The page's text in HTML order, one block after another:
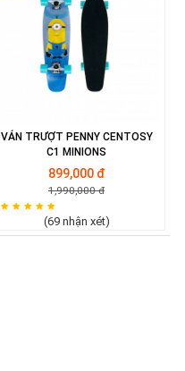
VÁN TRƯỢT PENNY CENTOSY
C1 MINIONS
899,000 đ
1,990,000 đ
(69 nhận xét)